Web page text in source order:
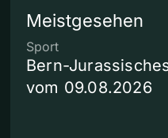
Meistgesehen
Sport
Bern-
vom 09.08.2026